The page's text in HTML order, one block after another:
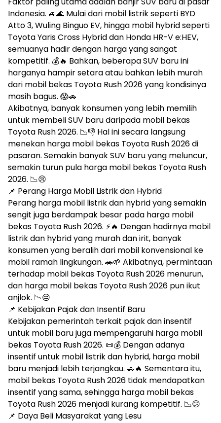
Indonesia. 🚙🌊 Mulai dari mobil listrik seperti BYD
Atto 3, Wuling Binguo EV, hingga mobil hybrid seperti
Toyota Yaris Cross Hybrid dan Honda HR-V e:HEV,
semuanya hadir dengan harga yang sangat
kompetitif. 💰🔥 Bahkan, beberapa SUV baru ini
harganya hampir setara atau bahkan lebih murah
dari mobil bekas Toyota Rush 2026 yang kondisinya
masih bagus. 😱🚗
Akibatnya, banyak konsumen yang lebih memilih
untuk membeli SUV baru daripada mobil bekas
Toyota Rush 2026. 📉👎 Hal ini secara langsung
menekan harga mobil bekas Toyota Rush 2026 di
pasaran. Semakin banyak SUV baru yang meluncur,
semakin turun pula harga mobil bekas Toyota Rush
2026. 📉😢
📌 Perang Harga Mobil Listrik dan Hybrid
Perang harga mobil listrik dan hybrid yang semakin
sengit juga berdampak besar pada harga mobil
bekas Toyota Rush 2026. ⚡🔥 Dengan hadirnya mobil
listrik dan hybrid yang murah dan irit, banyak
konsumen yang beralih dari mobil konvensional ke
mobil ramah lingkungan. 🚗🌱 Akibatnya, permintaan
terhadap mobil bekas Toyota Rush 2026 menurun,
dan harga mobil bekas Toyota Rush 2026 pun ikut
anjlok. 📉😔
📌 Kebijakan Pajak dan Insentif Baru
Kebijakan pemerintah terkait pajak dan insentif
untuk mobil baru juga mempengaruhi harga mobil
bekas Toyota Rush 2026. 📜💰 Dengan adanya
insentif untuk mobil listrik dan hybrid, harga mobil
baru menjadi lebih terjangkau. 🚗🔥 Sementara itu,
mobil bekas Toyota Rush 2026 tidak mendapatkan
insentif yang sama, sehingga harga mobil bekas
Toyota Rush 2026 menjadi kurang kompetitif. 📉😕
📌 Daya Beli Masyarakat yang Lesu